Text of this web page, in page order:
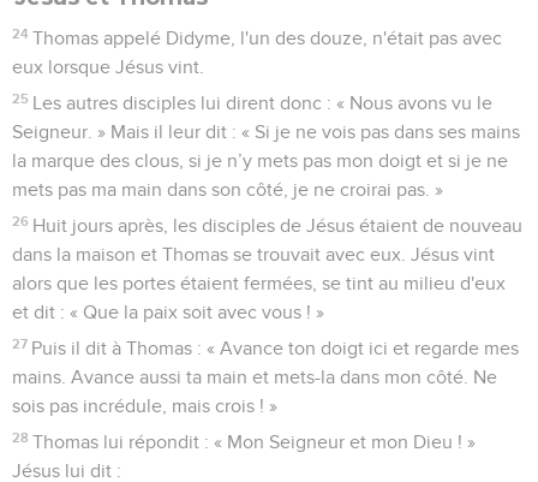
24 Thomas appelé Didyme, l'un des douze, n'était pas avec
eux lorsque Jésus vint.
25 Les autres disciples lui dirent donc : « Nous avons vu le
Seigneur. » Mais il leur dit : « Si je ne vois pas dans ses mains
la marque des clous, si je n’y mets pas mon doigt et si je ne
mets pas ma main dans son côté, je ne croirai pas. »
26 Huit jours après, les disciples de Jésus étaient de nouveau
dans la maison et Thomas se trouvait avec eux. Jésus vint
alors que les portes étaient fermées, se tint au milieu d'eux
et dit : « Que la paix soit avec vous ! »
27 Puis il dit à Thomas : « Avance ton doigt ici et regarde mes
mains. Avance aussi ta main et mets-la dans mon côté. Ne
sois pas incrédule, mais crois ! »
28 Thomas lui répondit : « Mon Seigneur et mon Dieu ! »
Jésus lui dit :